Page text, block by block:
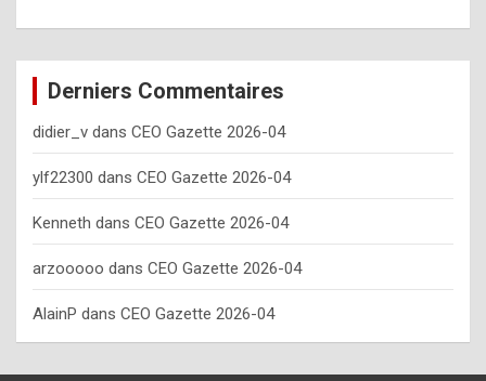
e
y
o
u
s
h
o
Derniers Commentaires
didier_v dans CEO Gazette 2026-04
ylf22300 dans CEO Gazette 2026-04
Kenneth dans CEO Gazette 2026-04
arzooooo dans CEO Gazette 2026-04
AlainP dans CEO Gazette 2026-04